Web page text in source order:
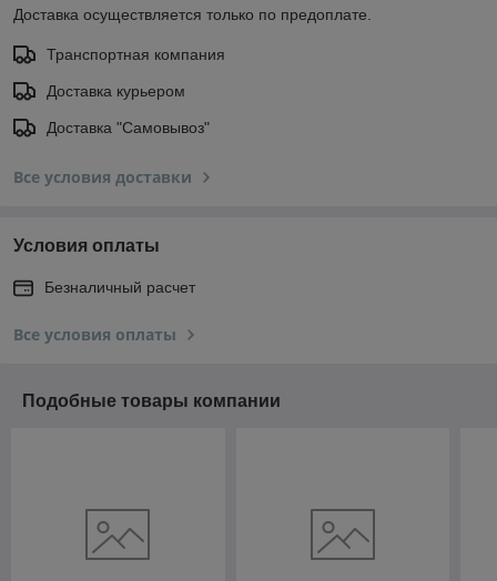
Доставка осуществляется только по предоплате.
Транспортная компания
Доставка курьером
Доставка "Самовывоз"
Все условия доставки
Условия оплаты
Безналичный расчет
Все условия оплаты
Подобные товары компании